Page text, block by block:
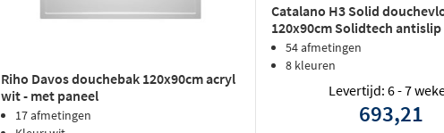
Riho Davos douchebak 120x90cm acryl
wit - met paneel
17 afmetingen
Catalano H3 Solid
120x90cm Solidtech
zwart
54 afmetingen
8 kleuren
Levertijd: 6 - 7
693,21